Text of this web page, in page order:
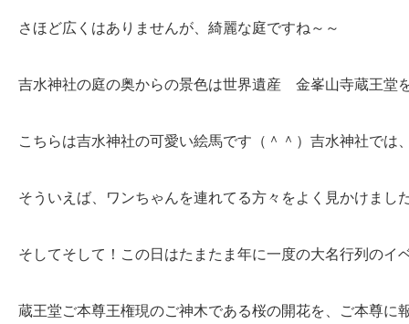
さほど広くはありませんが、綺麗な庭ですね～～
吉水神社の庭の奥からの景色は世界遺産 金峯山寺蔵王堂
こちらは吉水神社の可愛い絵馬です（＾＾）吉水神社では
そういえば、ワンちゃんを連れてる方々をよく見かけまし
そしてそして！この日はたまたま年に一度の大名行列のイ
蔵王堂ご本尊王権現のご神木である桜の開花を、ご本尊に